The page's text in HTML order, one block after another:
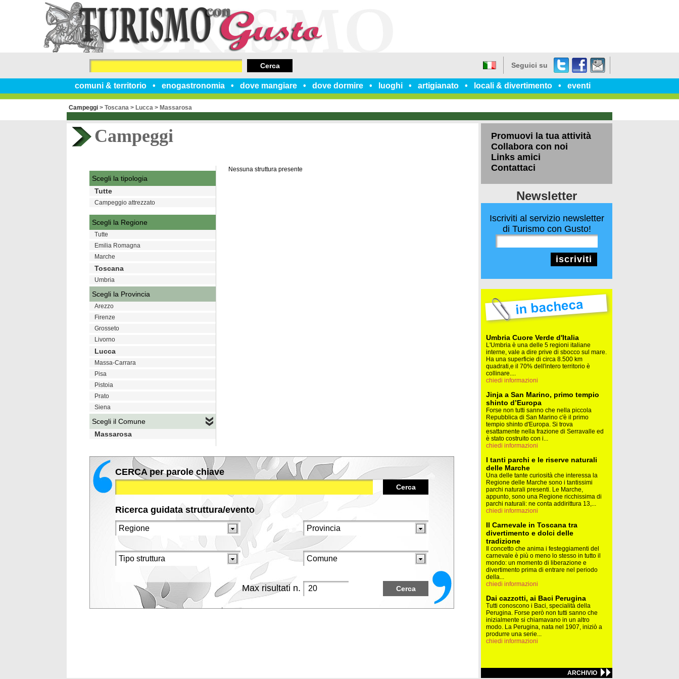
comuni & territorio enogastronomia dove mangiare dove dormire luoghi artigianato locali & divertimento eventi
Seguici su TwitterFacebook
un
Cerca
Campeggi > Toscana > Lucca > Massarosa
Campeggi
Nessuna struttura presente
Scegli la tipologia
Tutte
Campeggio attrezzato
Scegli la Regione
Tutte
Emilia Romagna
Marche
Toscana
Umbria
Scegli la Provincia
Arezzo
Firenze
Grosseto
Livorno
Lucca
Massa-Carrara
Pisa
Pistoia
Prato
Siena
Scegli il Comune
Massarosa
CERCA per parole chiave
Cerca
Ricerca guidata struttura/evento
Max risultati n. Cerca
Promuovi la tua attività
Collabora con noi
Links amici
Contattaci
Newsletter
Iscriviti al servizio newsletter
di Turismo con Gusto!
iscriviti
Umbria Cuore Verde d'Italia
L'Umbria è una delle 5 regioni italiane
interne, vale a dire prive di sbocco sul mare.
Ha una superficie di circa 8.500 km
quadrati,e il 70% dell'intero territorio è
collinare....
chiedi informazioni
Jinja a San Marino, primo tempio
shinto d’Europa
Forse non tutti sanno che nella piccola
Repubblica di San Marino c'è il primo
tempio shinto d'Europa. Si trova
esattamente nella frazione di Serravalle ed
è stato costruito con i...
chiedi informazioni
I tanti parchi e le riserve naturali
delle Marche
Una delle tante curiosità che interessa la
Regione delle Marche sono i tantissimi
parchi naturali presenti. Le Marche,
appunto, sono una Regione ricchissima di
parchi naturali: ne conta addirittura 13,...
chiedi informazioni
Il Carnevale in Toscana tra
divertimento e dolci delle
tradizione
Il concetto che anima i festeggiamenti del
carnevale è più o meno lo stesso in tutto il
mondo: un momento di liberazione e
divertimento prima di entrare nel periodo
della...
chiedi informazioni
Dai cazzotti, ai Baci Perugina
Tutti conoscono i Baci, specialità della
Perugina. Forse però non tutti sanno che
inizialmente si chiamavano in un altro
modo. La Perugina, nata nel 1907, iniziò a
produrre una serie...
chiedi informazioni
ARCHIVIO